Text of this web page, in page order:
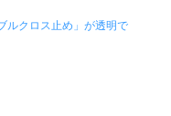
ルクロス止め」が透明で